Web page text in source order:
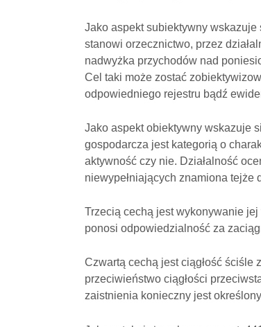
Jako aspekt subiektywny
stanowi orzecznictwo, przez
nadwyżka przychodów nad
Cel taki może zostać
odpowiedniego rejestru bądź
Jako aspekt obiektywny wskazuje
gospodarcza jest kategorią o
aktywność czy nie. Działalność
niewypełniających znamiona tejże
Trzecią cechą jest wykonywanie
ponosi odpowiedzialność za
Czwartą cechą jest ciągłość
przeciwieństwo ciągłości
zaistnienia konieczny jest